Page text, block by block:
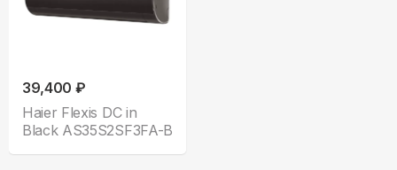
39,400 ₽
Haier Flexis DC in
Black AS35S2SF3FA-B